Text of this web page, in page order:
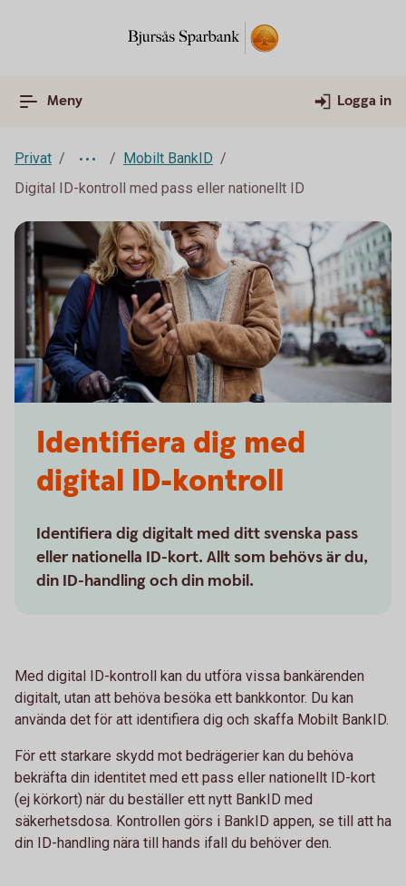
Meny Logga in
Privat
Mobilt BankID
Digital ID-kontroll med pass eller nationellt ID
Identifiera dig med
digital ID-kontroll
Identifiera dig digitalt med ditt svenska pass
eller nationella ID-kort. Allt som behövs är du,
din ID-handling och din mobil.
Med digital ID-kontroll kan du utföra vissa bankärenden
digitalt, utan att behöva besöka ett bankkontor. Du kan
använda det för att identifiera dig och skaffa Mobilt BankID.
För ett starkare skydd mot bedrägerier kan du behöva
bekräfta din identitet med ett pass eller nationellt ID-kort
(ej körkort) när du beställer ett nytt BankID med
säkerhetsdosa. Kontrollen görs i BankID appen, se till att ha
din ID-handling nära till hands ifall du behöver den.